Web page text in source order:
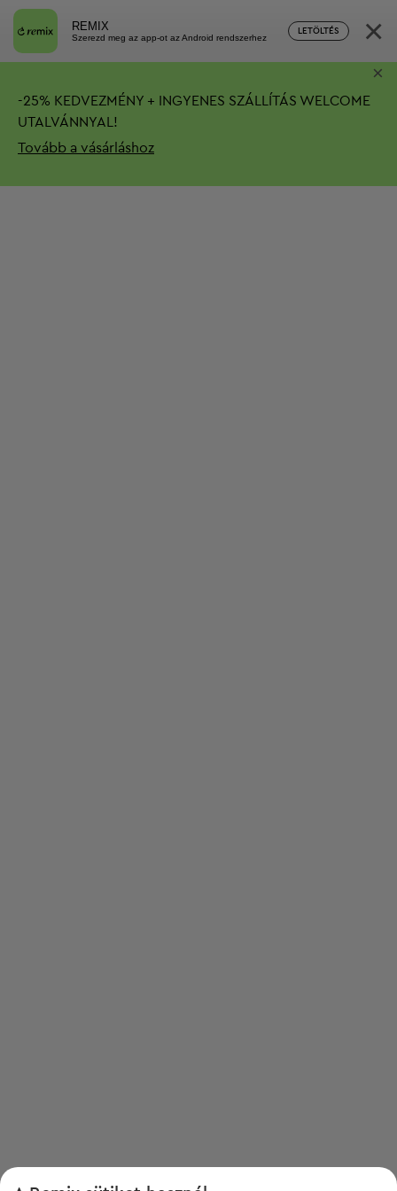
REMIX
Szerezd meg az app-ot az Android rendszerhez
LETÖLTÉS ×
-25% KEDVEZMÉNY + INGYENES SZÁLLÍTÁS WELCOME
UTALVÁNNYAL!
Tovább a vásárláshoz
×